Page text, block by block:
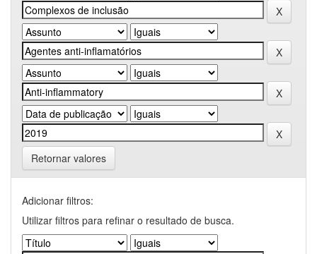
Retornar valores
Adicionar filtros:
Utilizar filtros para refinar o resultado de busca.